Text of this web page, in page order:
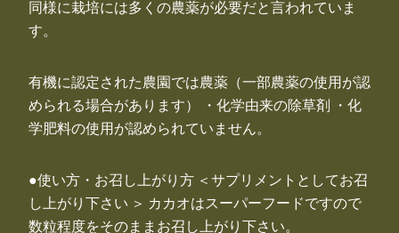
同様に栽培には多くの農薬が必要だと言われていま
す。
有機に認定された農園では農薬（一部農薬の使用が認
められる場合があります） ・化学由来の除草剤 ・化
学肥料の使用が認められていません。
●使い方・お召し上がり方 ＜サプリメントとしてお召
し上がり下さい ＞ カカオはスーパーフードですので
数粒程度をそのままお召し上がり下さい。